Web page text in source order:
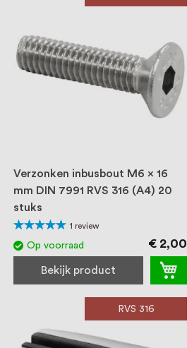
Verzonken inbusbout M6 x 16
mm DIN 7991 RVS 316 (A4) 20
stuks
Waardering:
100%
1 review
Op voorraad € 2,00
Bekijk product
RVS 316